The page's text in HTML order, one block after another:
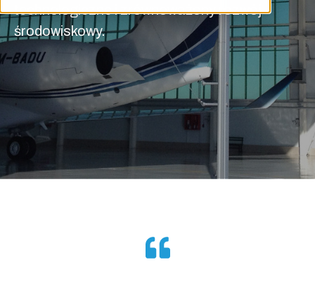
technologiczne i zrównoważony rozwój
środowiskowy.